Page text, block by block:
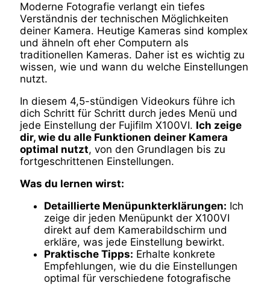
Moderne Fotografie verlangt ein tiefes
Verständnis der technischen Möglichkeiten
deiner Kamera. Heutige Kameras sind komplex
und ähneln oft eher Computern als
traditionellen Kameras. Daher ist es wichtig zu
wissen, wie und wann du welche Einstellungen
nutzt.
In diesem 4,5-stündigen Videokurs führe ich
dich Schritt für Schritt durch jedes Menü und
jede Einstellung der Fujifilm X100VI. Ich zeige
dir, wie du alle Funktionen deiner Kamera
optimal nutzt, von den Grundlagen bis zu
fortgeschrittenen Einstellungen.
Was du lernen wirst:
Detaillierte Menüpunkterklärungen: Ich
zeige dir jeden Menüpunkt der X100VI
direkt auf dem Kamerabildschirm und
erkläre, was jede Einstellung bewirkt.
Praktische Tipps: Erhalte konkrete
Empfehlungen, wie du die Einstellungen
optimal für verschiedene fotografische